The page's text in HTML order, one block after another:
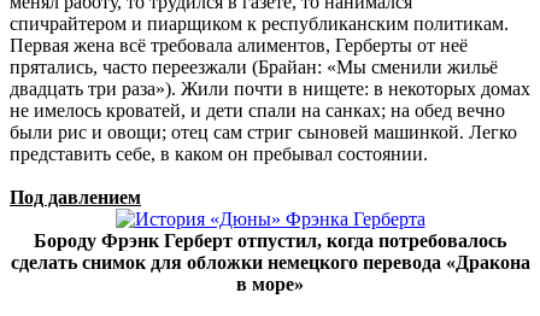
спичрайтером и пиарщиком к республиканским политикам.
Первая жена всё требовала алиментов, Герберты от неё
прятались, часто переезжали (Брайан: «Мы сменили жильё
двадцать три раза»). Жили почти в нищете: в некоторых домах
не имелось кроватей, и дети спали на санках; на обед вечно
были рис и овощи; отец сам стриг сыновей машинкой. Легко
представить себе, в каком он пребывал состоянии.
Под давлением
Бороду Фрэнк Герберт отпустил, когда потребовалось
сделать снимок для обложки немецкого перевода «Дракона
в море»